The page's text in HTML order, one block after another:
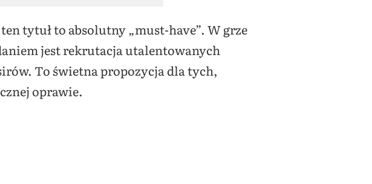
tytuł to absolutny „must-have”. W grze
jest rekrutacja utalentowanych
To świetna propozycja dla tych,
oprawie.